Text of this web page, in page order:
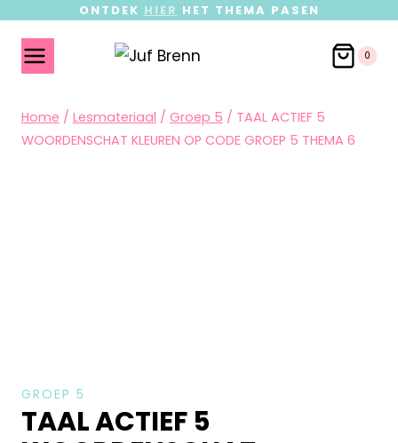
ONTDEK HIER HET THEMA PASEN
0
Home / Lesmateriaal / Groep 5 / TAAL ACTIEF 5
WOORDENSCHAT KLEUREN OP CODE GROEP 5 THEMA 6
GROEP 5
TAAL ACTIEF 5